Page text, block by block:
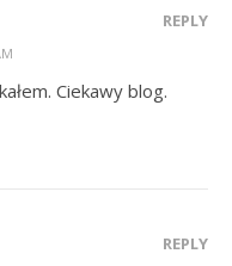
REPLY
Ciekawy blog.
REPLY